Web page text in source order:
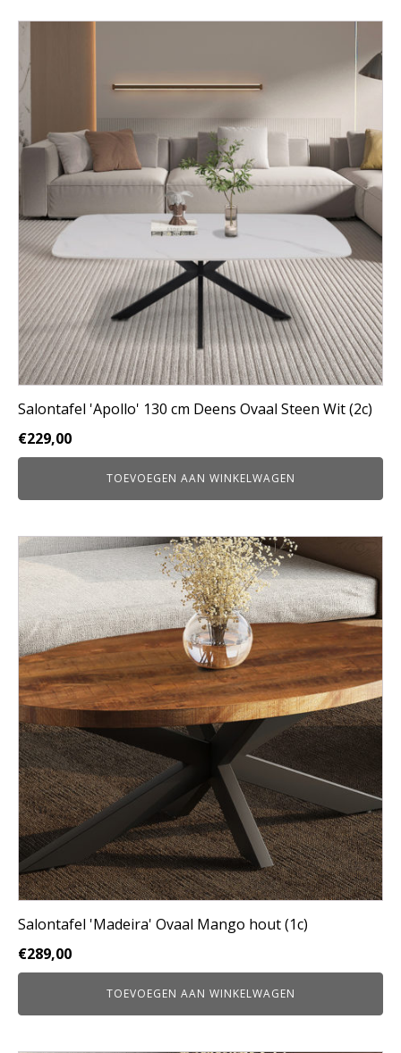
Salontafel 'Apollo' 130 cm Deens Ovaal Steen Wit (2c)
€229,00
TOEVOEGEN AAN WINKELWAGEN
Salontafel 'Madeira' Ovaal Mango hout (1c)
€289,00
TOEVOEGEN AAN WINKELWAGEN